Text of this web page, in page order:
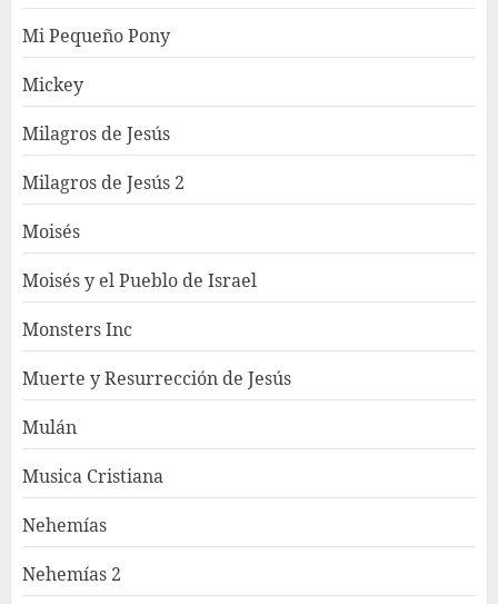
Mi Pequeño Pony
Mickey
Milagros de Jesús
Milagros de Jesús 2
Moisés
Moisés y el Pueblo de Israel
Monsters Inc
Muerte y Resurrección de Jesús
Mulán
Musica Cristiana
Nehemías
Nehemías 2